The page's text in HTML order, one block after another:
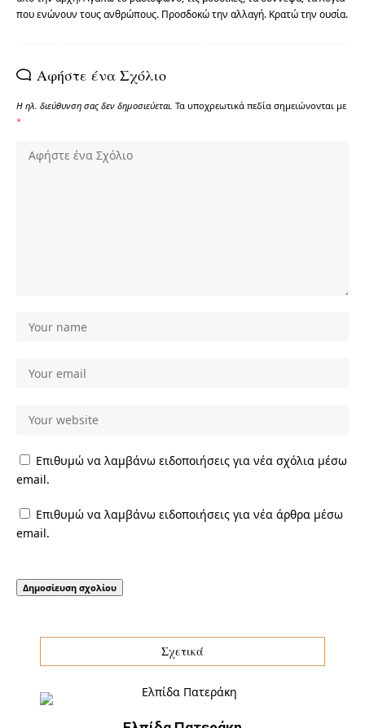
που ενώνουν τους ανθρώπους. Προσδοκώ την αλλαγή. Κρατώ την ουσία.
Αφήστε ένα Σχόλιο
Η ηλ. διεύθυνση σας δεν δημοσιεύεται. Τα υποχρεωτικά πεδία σημειώνονται με
*
Επιθυμώ να λαμβάνω ειδοποιήσεις για νέα σχόλια μέσω
email.
Επιθυμώ να λαμβάνω ειδοποιήσεις για νέα άρθρα μέσω
email.
Σχετικά